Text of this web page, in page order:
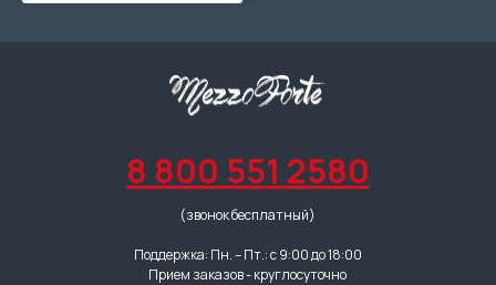
8 800 551 2580
(звонок бесплатный)
Поддержка: Пн. – Пт.: с 9:00 до 18:00
Прием заказов - круглосуточно